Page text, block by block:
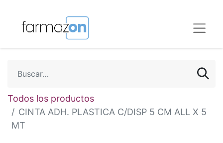
Todos los productos
CINTA ADH. PLASTICA C/DISP 5 CM ALL X 5
MT